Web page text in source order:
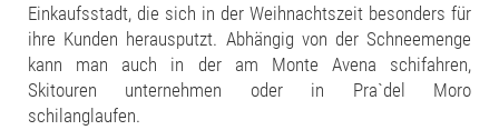
Einkaufsstadt, die sich in der Weihnachtszeit besonders für
ihre Kunden herausputzt. Abhängig von der Schneemenge
kann man auch in der am Monte Avena schifahren,
Skitouren unternehmen oder in Pra`del Moro
schilanglaufen.